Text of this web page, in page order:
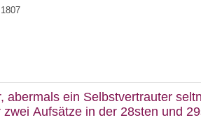
abermals ein Selbstvertrauter
Aufsätze in der 28sten und